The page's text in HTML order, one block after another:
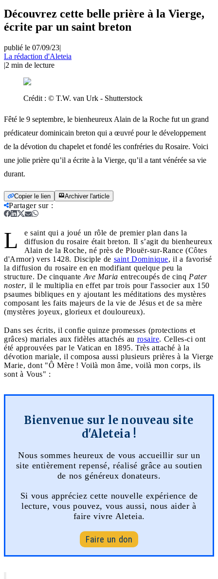
Découvrez cette belle prière à la Vierge,
écrite par un saint breton
publié le 07/09/23|
La rédaction d'Aleteia
|2 min de lecture
Crédit : © T.W. van Urk - Shutterstock
Fêté le 9 septembre, le bienheureux Alain de la Roche fut un grand
prédicateur dominicain breton qui a œuvré pour le développement
de la dévotion du chapelet et fondé les confréries du Rosaire. Voici
une jolie prière qu’il a écrite à la Vierge, qu’il a tant vénérée sa vie
durant.
Copier le lien Archiver l'article
Partager sur:
L
e saint qui a joué un rôle de premier plan dans la
diffusion du rosaire était breton. Il s’agit du bienheureux
Alain de la Roche, né près de Plouër-sur-Rance (Côtes
d'Armor) vers 1428. Disciple de saint Dominique, il a favorisé
la diffusion du rosaire en en modifiant quelque peu la
structure. De cinquante Ave Maria entrecoupés de cinq Pater
noster, il le multiplia en effet par trois pour l'associer aux 150
psaumes bibliques en y ajoutant les méditations des mystères
composant les faits majeurs de la vie de Jésus et de sa mère
(mystères joyeux, glorieux et douloureux).
Dans ses écrits, il confie quinze promesses (protections et
grâces) mariales aux fidèles attachés au rosaire. Celles-ci ont
été approuvées par le Vatican en 1895. Très attaché à la
dévotion mariale, il composa aussi plusieurs prières à la Vierge
Marie, dont "Ô Mère ! Voilà mon âme, voilà mon corps, ils
sont à Vous" :
Bienvenue sur le nouveau site
d'Aleteia !
Nous sommes heureux de vous accueillir sur un
site entièrement repensé, réalisé grâce au soutien
de nos généreux donateurs.
Si vous appréciez cette nouvelle expérience de
lecture, vous pouvez, vous aussi, nous aider à
faire vivre Aleteia.
Faire un don